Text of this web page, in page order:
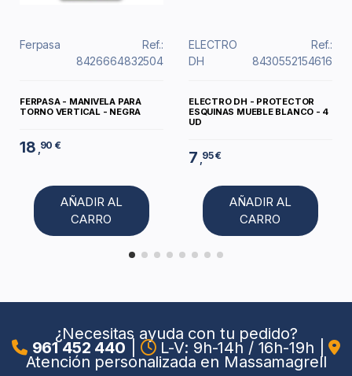
Ferpasa
Ref.:
8426664832504
FERPASA - MANIVELA PARA
TORNO VERTICAL - NEGRA
18 90 €
AÑADIR AL
CARRO
ELECTRO
DH
Ref.:
8430552154616
ELECTRO DH - PROTECTOR
ESQUINAS MUEBLE BLANCO - 4
UD
7 95 €
AÑADIR AL
CARRO
¿Necesitas ayuda con tu pedido?
961 452 440 L-V: 9h-14h / 16h-19h
Atención personalizada en Massamagrell